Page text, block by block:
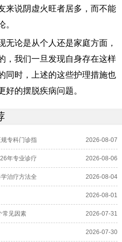
来说阴虚火旺者居多，而不能
。
无论是从个人还是家庭方面，
，我们一旦发现自身存在这样
同时，上述的这些护理措施也
好的摆脱疾病问题。
专科门诊指 2026-08-07
年专业诊疗 2026-08-06
治疗方法全 2026-08-04
2026-08-01
常见因素 2026-07-31
2026-07-30